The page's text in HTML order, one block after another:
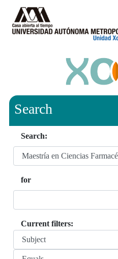
Search
Search:
for
Current filters: